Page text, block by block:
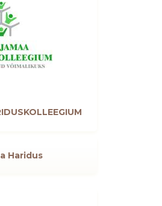
Haridus
MUUDA